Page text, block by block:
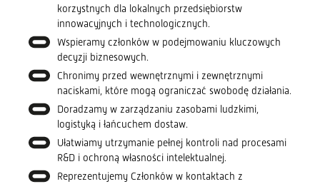
korzystnych dla lokalnych przedsiębiorstw
innowacyjnych i technologicznych.
Wspieramy członków w podejmowaniu kluczowych
decyzji biznesowych.
Chronimy przed wewnętrznymi i zewnętrznymi
naciskami, które mogą ograniczać swobodę działania.
Doradzamy w zarządzaniu zasobami ludzkimi,
logistyką i łańcuchem dostaw.
Ułatwiamy utrzymanie pełnej kontroli nad procesami
R&D i ochroną własności intelektualnej.
Reprezentujemy Członków w kontaktach z